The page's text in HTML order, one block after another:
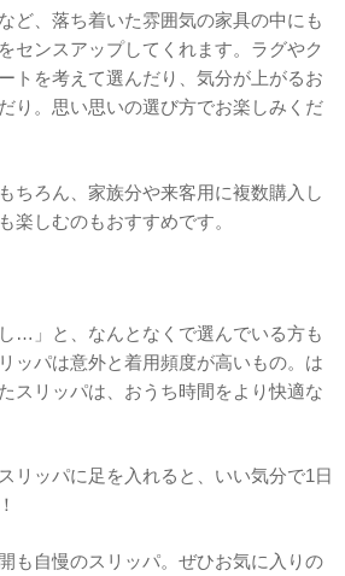
ど、落ち着いた雰囲気の家具の中にも
センスアップしてくれます。ラグやク
トを考えて選んだり、気分が上がるお
り。思い思いの選び方でお楽しみくだ
ちろん、家族分や来客用に複数購入し
楽しむのもおすすめです。
…」と、なんとなくで選んでいる方も
ッパは意外と着用頻度が高いもの。は
スリッパは、おうち時間をより快適な
リッパに足を入れると、いい気分で1日
も自慢のスリッパ。ぜひお気に入りの